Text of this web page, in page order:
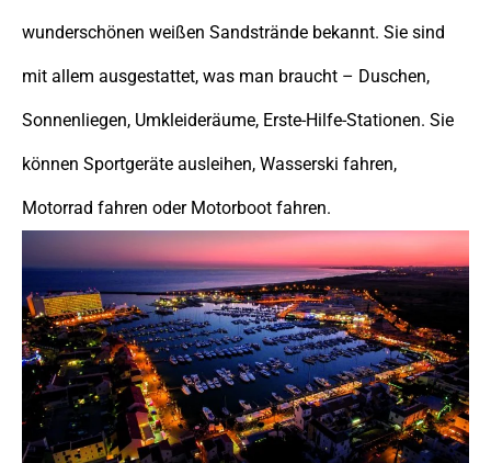
wunderschönen weißen Sandstrände bekannt. Sie sind
mit allem ausgestattet, was man braucht – Duschen,
Sonnenliegen, Umkleideräume, Erste-Hilfe-Stationen. Sie
können Sportgeräte ausleihen, Wasserski fahren,
Motorrad fahren oder Motorboot fahren.